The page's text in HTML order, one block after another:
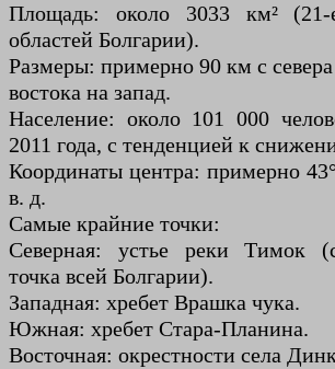
Площадь: около 3033 км² (21-
областей Болгарии).
Размеры: примерно 90 км с
востока на запад.
Население: около 101 000
2011 года, с тенденцией к
Координаты центра: примерно
в. д.
Самые крайние точки:
Северная: устье реки Тимок
точка всей Болгарии).
Западная: хребет Врашка чука.
Южная: хребет Стара-Планина.
Восточная: окрестности села